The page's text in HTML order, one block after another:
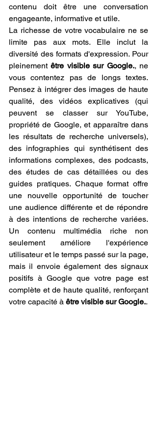
contenu doit être une conversation
engageante, informative et utile.
La richesse de votre vocabulaire ne se
limite pas aux mots. Elle inclut la
diversité des formats d'expression. Pour
pleinement être visible sur Google., ne
vous contentez pas de longs textes.
Pensez à intégrer des images de haute
qualité, des vidéos explicatives (qui
peuvent se classer sur YouTube,
propriété de Google, et apparaître dans
les résultats de recherche universels),
des infographies qui synthétisent des
informations complexes, des podcasts,
des études de cas détaillées ou des
guides pratiques. Chaque format offre
une nouvelle opportunité de toucher
une audience différente et de répondre
à des intentions de recherche variées.
Un contenu multimédia riche non
seulement améliore l'expérience
utilisateur et le temps passé sur la page,
mais il envoie également des signaux
positifs à Google que votre page est
complète et de haute qualité, renforçant
votre capacité à être visible sur Google..